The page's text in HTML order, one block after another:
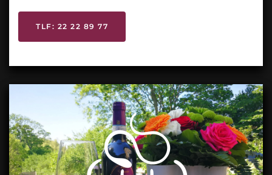
TLF: 22 22 89 77